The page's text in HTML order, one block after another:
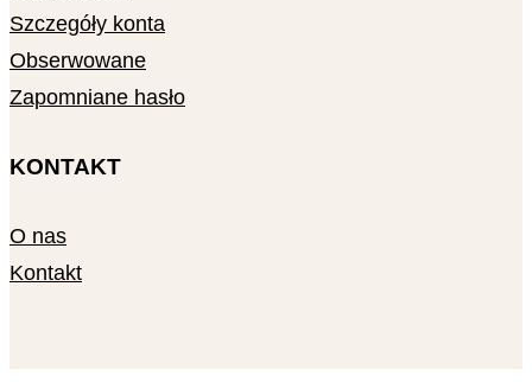
Szczegóły konta
Obserwowane
Zapomniane hasło
KONTAKT
O nas
Kontakt